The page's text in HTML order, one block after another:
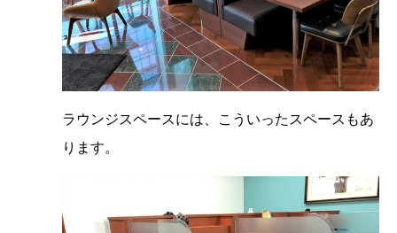
ラウンジスペースには、こういったスペースもあ
ります。